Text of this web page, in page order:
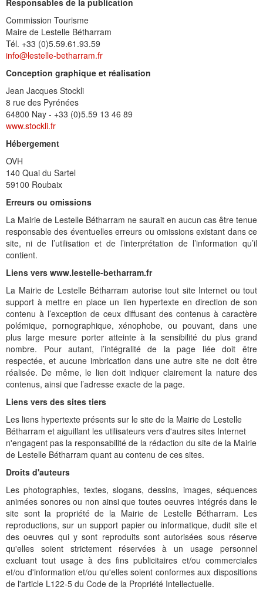
Aires de pique-nique
Manifestations
Liens touristiques
Montagne
Villes
Culture et découverte
Sports d'hivers et thermes
Vers le progrès
Le XXe siécle
Translation du cimetière
Recensement de 1385
Le cimetière
Le monument aux morts
Le moulin
Les chemins
Les savoir-faire
PV du Conseil Municipal
Le service scolaire
Services aux personnes
Compétences
Réalisations
PLU 2025 modification simplifiée N° 1
PLU 2020
PLU 2011 - Règlement
Restauration du calvaire
Équipements
Aménagements
Projets
Réalisations
Budget et finances
Budgets primitifs
Comptes administratifs
Fiscalité
Bulletins municipaux
État civil
Naissances
Décès
Mentions légales et politique de confidentialité
Collège et lycées
Collèges aux alentours
Lycées aux alentours
Associations
Services publics
Services aux jeunes
Administrations
Santé / Social
Maisons de retraite
Transports
Culte
Les pèlerinages
Récit de voyage en 1645
La Chapelle Saint Michel
Le calvaire
Le vieux pont
Le Musée
L'ensemble scolaire
La maison de retraite
Les accueils
Votre séjour
Responsables de la publication
Commission Tourisme
Maire de Lestelle Bétharram
Tél. +33 (0)5.59.61.93.59
info@lestelle-betharram.fr
Conception graphique et réalisation
Jean Jacques Stockli
8 rue des Pyrénées
64800 Nay - +33 (0)5.59 13 46 89
www.stockli.fr
Hébergement
OVH
140 Quai du Sartel
59100 Roubaix
Erreurs ou omissions
La Mairie de Lestelle Bétharram ne saurait en aucun cas être tenue
responsable des éventuelles erreurs ou omissions existant dans ce
site, ni de l’utilisation et de l’interprétation de l’information qu’il
contient.
Liens vers www.lestelle-betharram.fr
La Mairie de Lestelle Bétharram autorise tout site Internet ou tout
support à mettre en place un lien hypertexte en direction de son
contenu à l’exception de ceux diffusant des contenus à caractère
polémique, pornographique, xénophobe, ou pouvant, dans une
plus large mesure porter atteinte à la sensibilité du plus grand
nombre. Pour autant, l’intégralité de la page liée doit être
respectée, et aucune imbrication dans une autre site ne doit être
réalisée. De même, le lien doit indiquer clairement la nature des
contenus, ainsi que l’adresse exacte de la page.
Liens vers des sites tiers
Les liens hypertexte présents sur le site de la Mairie de Lestelle
Bétharram et aiguillant les utilisateurs vers d'autres sites Internet
n'engagent pas la responsabilité de la rédaction du site de la Mairie
de Lestelle Bétharram quant au contenu de ces sites.
Droits d'auteurs
Les photographies, textes, slogans, dessins, images, séquences
animées sonores ou non ainsi que toutes oeuvres intégrés dans le
site sont la propriété de la Mairie de Lestelle Bétharram. Les
reproductions, sur un support papier ou informatique, dudit site et
des oeuvres qui y sont reproduits sont autorisées sous réserve
qu'elles soient strictement réservées à un usage personnel
excluant tout usage à des fins publicitaires et/ou commerciales
et/ou d'information et/ou qu'elles soient conformes aux dispositions
de l'article L122-5 du Code de la Propriété Intellectuelle.